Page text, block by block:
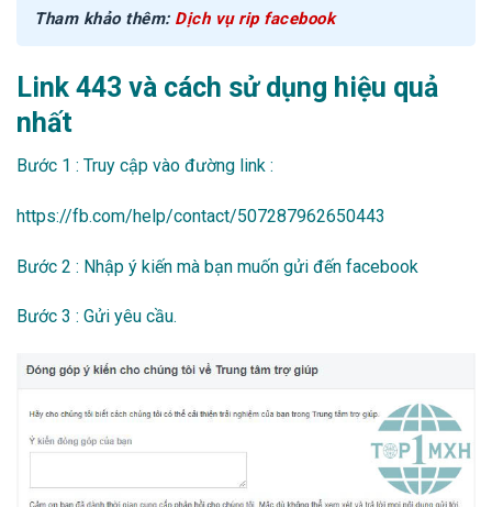
Tham khảo thêm: Dịch vụ rip facebook
Link 443 và cách sử dụng hiệu quả
nhất
Bước 1 : Truy cập vào đường link :
https://fb.com/help/contact/507287962650443
Bước 2 : Nhập ý kiến mà bạn muốn gửi đến facebook
Bước 3 : Gửi yêu cầu.